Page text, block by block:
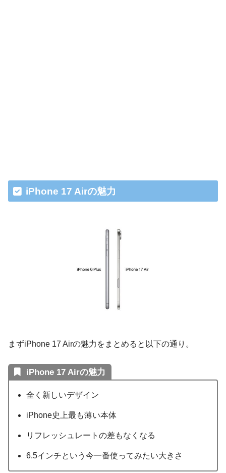
iPhone 17 Airの魅力
まずiPhone 17 Airの魅力をまとめると以下の通り。
iPhone 17 Airの魅力
全く新しいデザイン
iPhone史上最も薄い本体
リフレッシュレートの差もなくなる
6.5インチという今一番使ってみたい大きさ